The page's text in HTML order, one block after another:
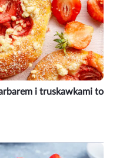
i truskawkami to